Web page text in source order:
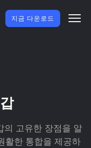
지금 다운로드
의 고유한 장점을 알
활한 통합을 제공하